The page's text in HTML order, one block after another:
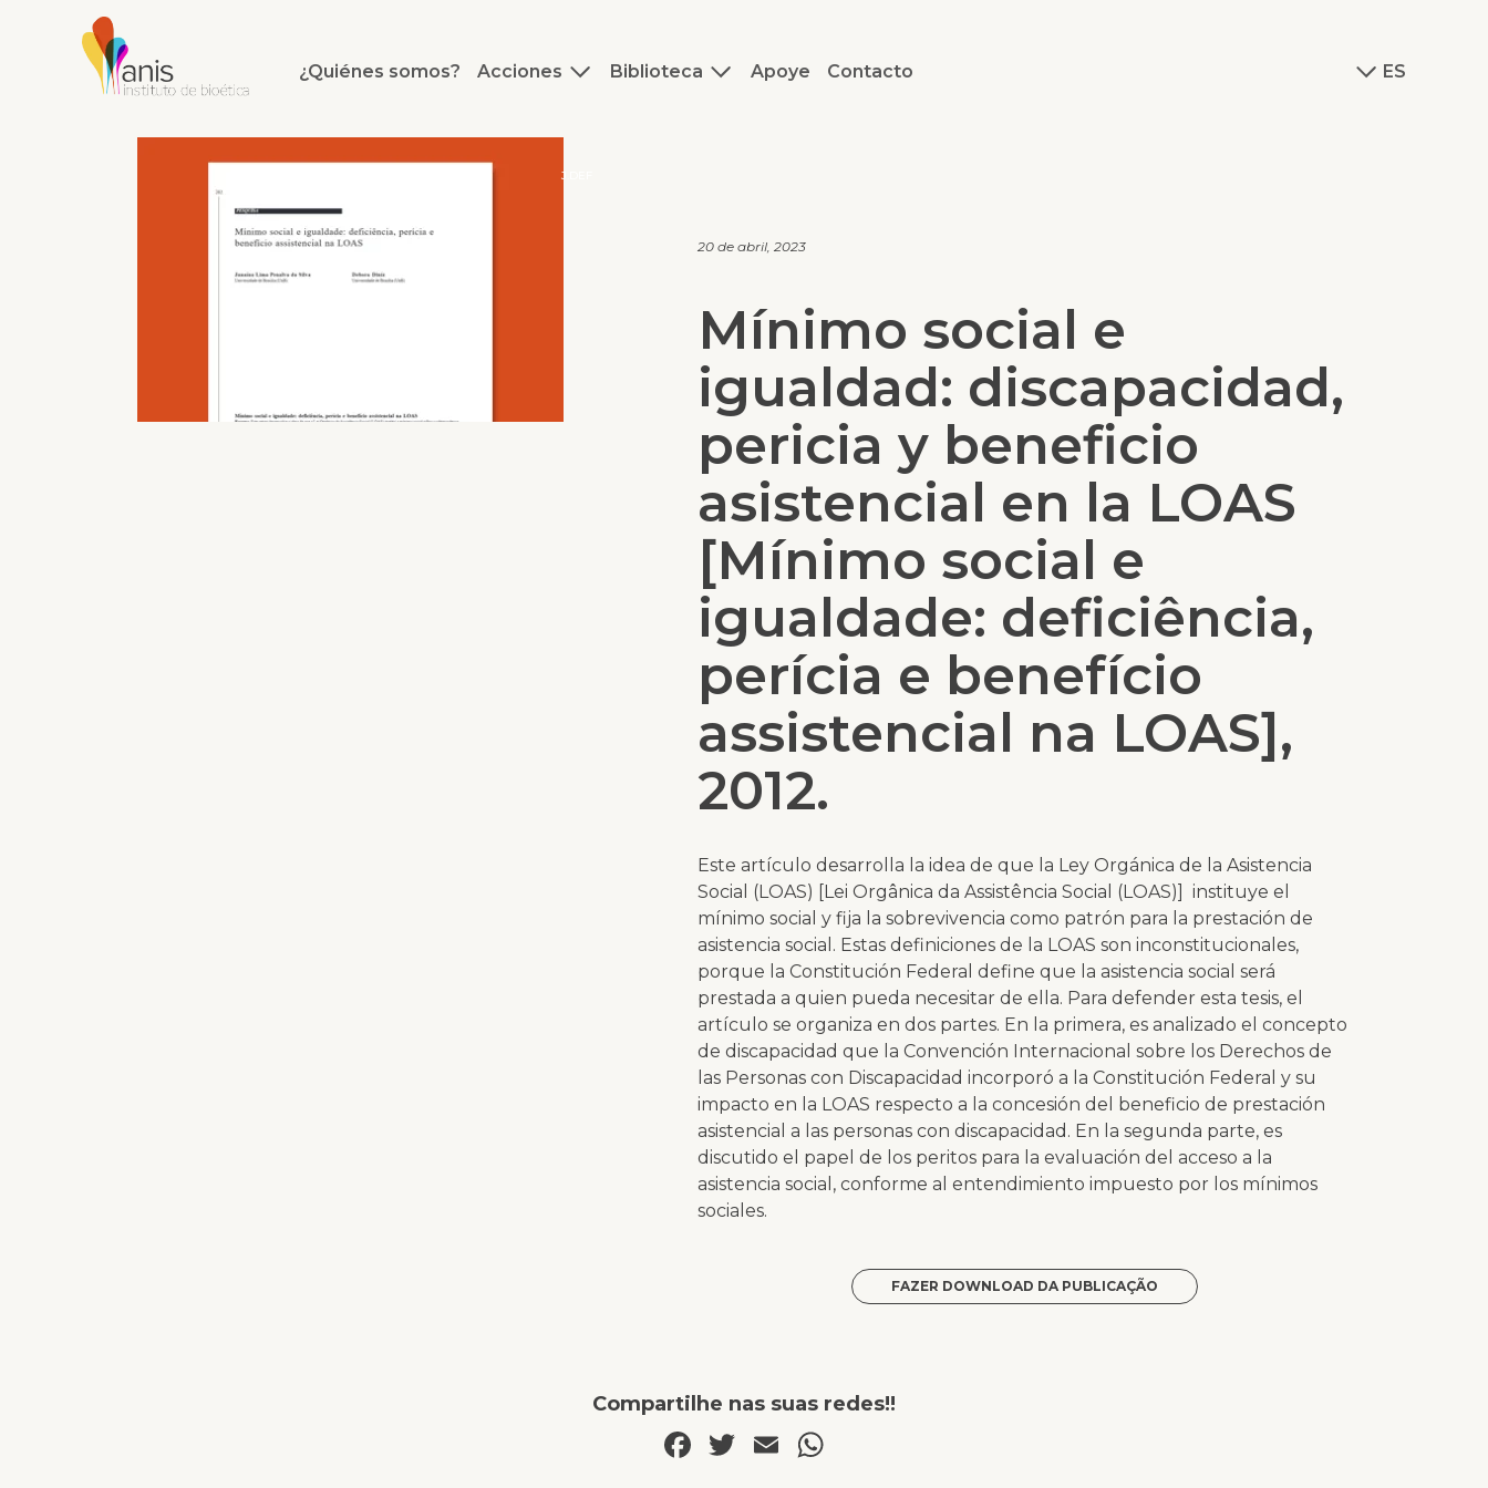
¿Quiénes somos? Acciones Biblioteca Apoye Contacto ES
J.DEF
20 de abril, 2023
Mínimo social e
igualdad: discapacidad,
pericia y beneficio
asistencial en la LOAS
[Mínimo social e
igualdade: deficiência,
perícia e benefício
assistencial na LOAS],
2012.
Este artículo desarrolla la idea de que la Ley Orgánica de la Asistencia
Social (LOAS) [Lei Orgânica da Assistência Social (LOAS)] instituye el
mínimo social y fija la sobrevivencia como patrón para la prestación de
asistencia social. Estas definiciones de la LOAS son inconstitucionales,
porque la Constitución Federal define que la asistencia social será
prestada a quien pueda necesitar de ella. Para defender esta tesis, el
artículo se organiza en dos partes. En la primera, es analizado el concepto
de discapacidad que la Convención Internacional sobre los Derechos de
las Personas con Discapacidad incorporó a la Constitución Federal y su
impacto en la LOAS respecto a la concesión del beneficio de prestación
asistencial a las personas con discapacidad. En la segunda parte, es
discutido el papel de los peritos para la evaluación del acceso a la
asistencia social, conforme al entendimiento impuesto por los mínimos
sociales.
FAZER DOWNLOAD DA PUBLICAÇÃO
Compartilhe nas suas redes!!
Facebook
Twitter
Email